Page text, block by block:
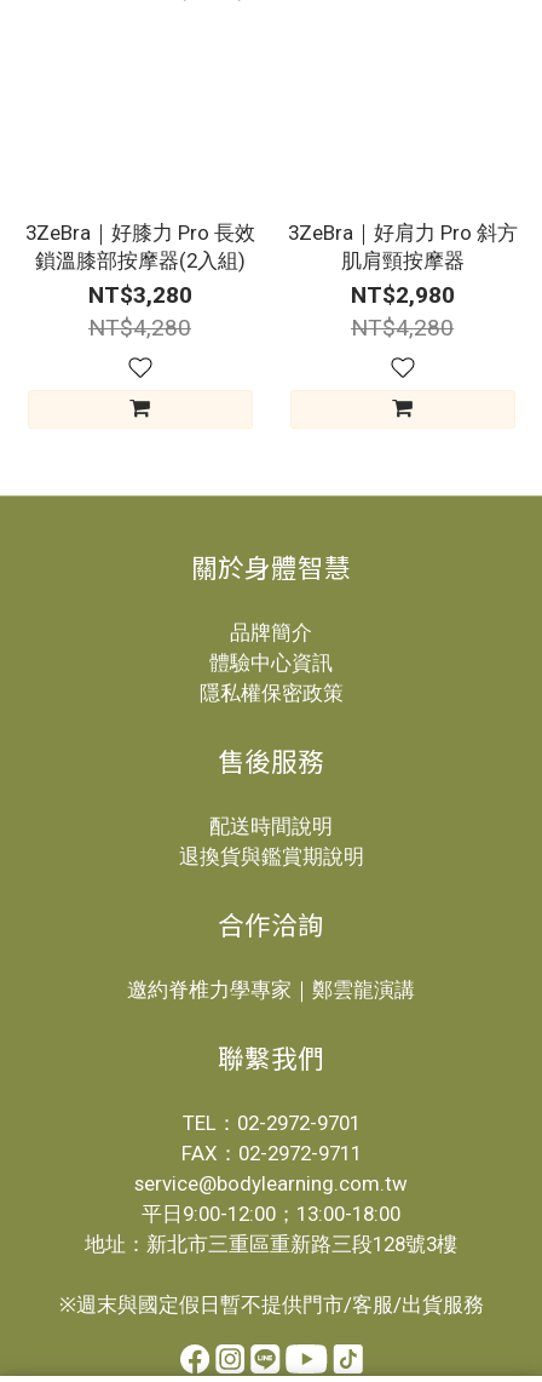
3ZeBra｜好膝力 Pro 長效
鎖溫膝部按摩器(2入組)
NT$3,280
NT$4,280
3ZeBra｜好肩力 Pro 斜方
肌肩頸按摩器
NT$2,980
NT$4,280
關於身體智慧
品牌簡介
體驗中心資訊
隱私權保密政策
售後服務
配送時間說明
退換貨與鑑賞期說明
合作洽詢
邀約脊椎力學專家｜鄭雲龍演講
聯繫我們
TEL：02-2972-9701
FAX：02-2972-9711
service@bodylearning.com.tw
平日9:00-12:00；13:00-18:00
地址：新北市三重區重新路三段128號3樓
※週末與國定假日暫不提供門市/客服/出貨服務